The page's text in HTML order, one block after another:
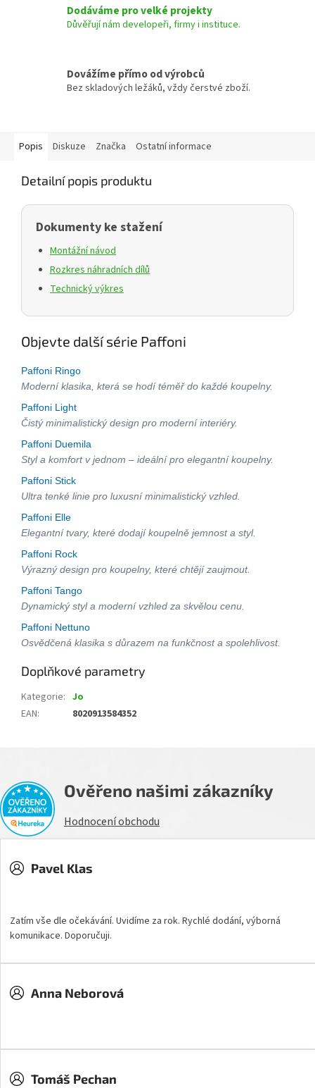
Dodáváme pro velké projekty
Důvěřují nám developeři, firmy i instituce.
Dovážíme přímo od výrobců
Bez skladových ležáků, vždy čerstvé zboží.
Popis Diskuze Značka Ostatní informace
Detailní popis produktu
Dokumenty ke stažení
Montážní návod
Rozkres náhradních dílů
Technický výkres
Objevte další série Paffoni
Paffoni Ringo
Moderní klasika, která se hodí téměř do každé koupelny.
Paffoni Light
Čistý minimalistický design pro moderní interiéry.
Paffoni Duemila
Styl a komfort v jednom – ideální pro elegantní koupelny.
Paffoni Stick
Ultra tenké linie pro luxusní minimalistický vzhled.
Paffoni Elle
Elegantní tvary, které dodají koupelně jemnost a styl.
Paffoni Rock
Výrazný design pro koupelny, které chtějí zaujmout.
Paffoni Tango
Dynamický styl a moderní vzhled za skvělou cenu.
Paffoni Nettuno
Osvědčená klasika s důrazem na funkčnost a spolehlivost.
Doplňkové parametry
Kategorie: Jo
EAN: 8020913584352
Ověřeno našimi zákazníky
Hodnocení obchodu
Pavel Klas
Zatím vše dle očekávání. Uvidíme za rok. Rychlé dodání, výborná
komunikace. Doporučuji.
Anna Neborová
Tomáš Pechan